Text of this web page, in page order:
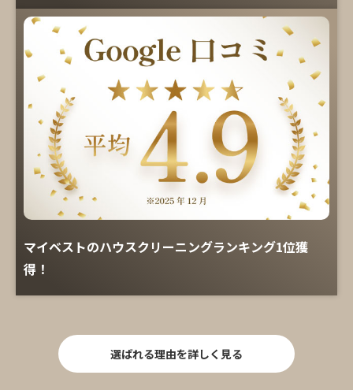
マイベストのハウスクリーニングランキング1位獲
得！
選ばれる理由を詳しく見る